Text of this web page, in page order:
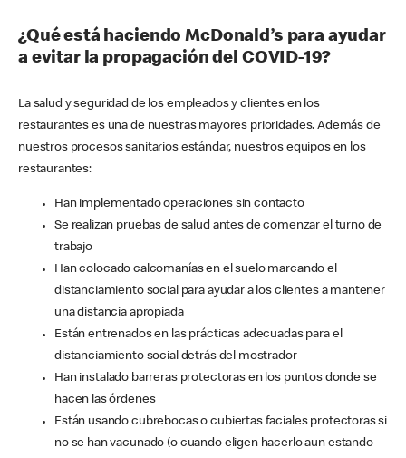
¿Qué está haciendo McDonald’s para ayudar
a evitar la propagación del COVID-19?
La salud y seguridad de los empleados y clientes en los
restaurantes es una de nuestras mayores prioridades. Además de
nuestros procesos sanitarios estándar, nuestros equipos en los
restaurantes:
Han implementado operaciones sin contacto
Se realizan pruebas de salud antes de comenzar el turno de
trabajo
Han colocado calcomanías en el suelo marcando el
distanciamiento social para ayudar a los clientes a mantener
una distancia apropiada
Están entrenados en las prácticas adecuadas para el
distanciamiento social detrás del mostrador
Han instalado barreras protectoras en los puntos donde se
hacen las órdenes
Están usando cubrebocas o cubiertas faciales protectoras si
no se han vacunado (o cuando eligen hacerlo aun estando